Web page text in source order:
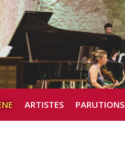
ARTISTES PARUTIONS